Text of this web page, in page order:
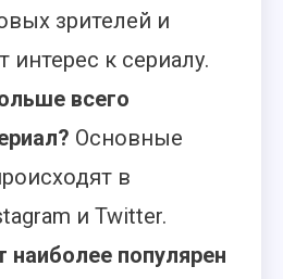
зрителей и
интерес к сериалу.
всего
Основные
в
и Twitter.
наиболее популярен